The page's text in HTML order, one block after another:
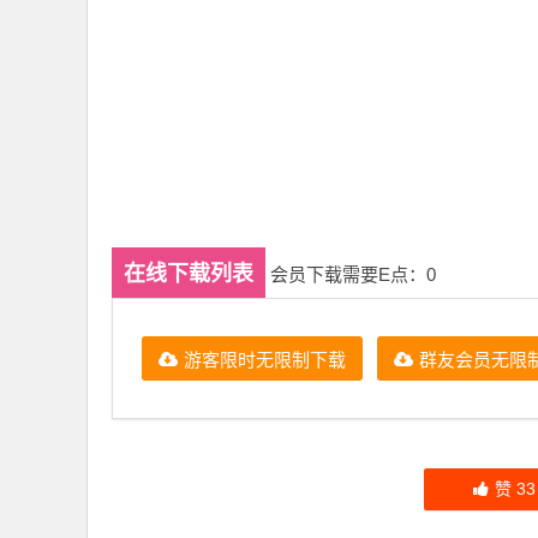
在线下载列表 会员下载需要E点：0
游客限时无限制下载 群友会员无限
赞33